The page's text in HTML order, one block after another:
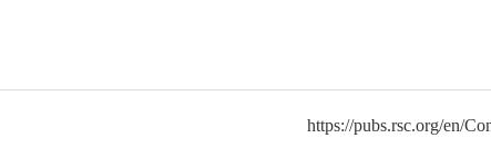
https://pubs.rsc.org/en/